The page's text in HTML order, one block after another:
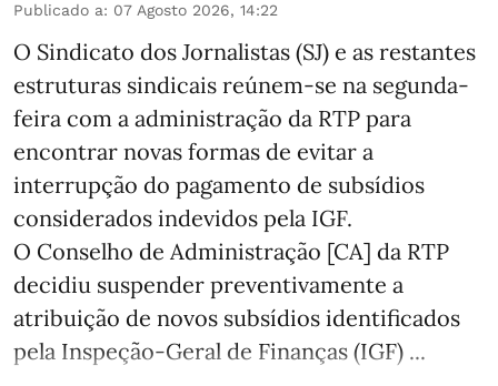
Publicado a: 07 Agosto 2026, 14:22
O Sindicato dos Jornalistas (SJ) e as restantes
estruturas sindicais reúnem-se na segunda-
feira com a administração da RTP para
encontrar novas formas de evitar a
interrupção do pagamento de subsídios
considerados indevidos pela IGF.
O Conselho de Administração [CA] da RTP
decidiu suspender preventivamente a
atribuição de novos subsídios identificados
pela Inspeção-Geral de Finanças (IGF) ...